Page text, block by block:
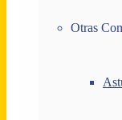
Otras